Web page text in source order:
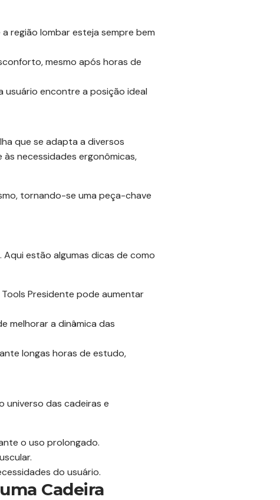
região lombar esteja sempre bem
mesmo após horas de
usuário encontre a posição ideal
que se adapta a diversos
necessidades ergonômicas,
tornando-se uma peça-chave
estão algumas dicas de como
Presidente pode aumentar
melhorar a dinâmica das
longas horas de estudo,
das cadeiras e
o uso prolongado.
do usuário.
Cadeira